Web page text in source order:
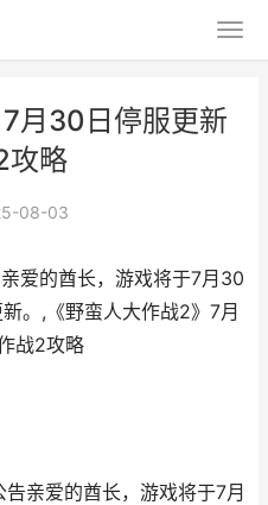
7月30日停服更新
攻略
08-03
爱的酋长，游戏将于7月30
。,《野蛮人大作战2》7月
战2攻略
亲爱的酋长，游戏将于7月